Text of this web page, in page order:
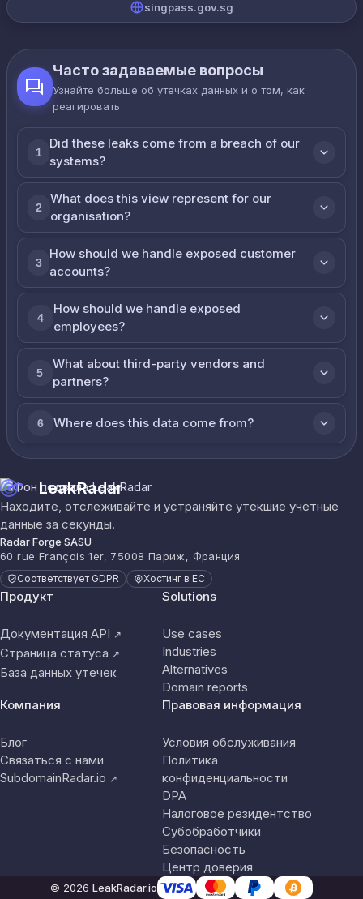
singpass.gov.sg
Часто задаваемые вопросы
Узнайте больше об утечках данных и о том, как
реагировать
1
Did these leaks come from a breach of our
systems?
2
What does this view represent for our
organisation?
3
How should we handle exposed customer
accounts?
4
How should we handle exposed
employees?
5
What about third-party vendors and
partners?
6 Where does this data come from?
LeakRadar
Находите, отслеживайте и устраняйте утекшие учетные
данные за секунды.
Radar Forge SASU
60 rue François 1er, 75008 Париж, Франция
Соответствует GDPR Хостинг в ЕС
Продукт
Документация API ↗
Страница статуса ↗
База данных утечек
Solutions
Use cases
Industries
Alternatives
Domain reports
Компания
Блог
Связаться с нами
SubdomainRadar.io ↗
Правовая информация
Условия обслуживания
Политика
конфиденциальности
DPA
Налоговое резидентство
Субобработчики
Безопасность
Центр доверия
© 2026 LeakRadar.io